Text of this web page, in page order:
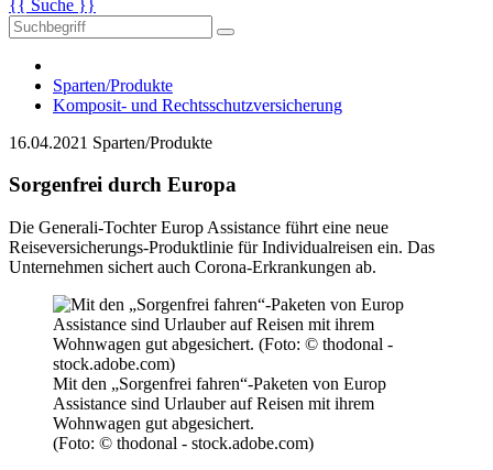
{{ Suche }}
Sparten/Produkte
Komposit- und Rechtsschutzversicherung
16.04.2021 Sparten/Produkte
Sorgenfrei durch Europa
Die Generali-Tochter Europ Assistance führt eine neue
Reiseversicherungs-Produktlinie für Individualreisen ein. Das
Unternehmen sichert auch Corona-Erkrankungen ab.
Mit den „Sorgenfrei fahren“-Paketen von Europ
Assistance sind Urlauber auf Reisen mit ihrem
Wohnwagen gut abgesichert.
(Foto: © thodonal - stock.adobe.com)